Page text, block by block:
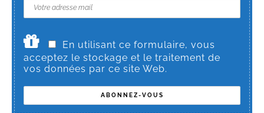
En utilisant ce formulaire, vous
acceptez le stockage et le traitement de
vos données par ce site Web.